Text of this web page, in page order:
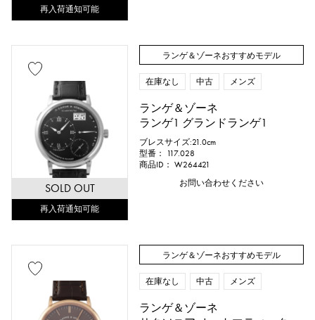
キングゴールド
ザリウム
ダイヤモンド ブラックダイヤ
その他
文字盤色
再入荷通知可能
SOLD OUT
再入荷通知可能
ランゲ＆ゾーネおすすめモデル
在庫なし 中古 メンズ
ランゲ＆ゾーネ
ランゲ1 グランドランゲ1
ブレスサイズ:21.0cm
型番： 117.028
商品ID： W264421
お問い合わせください
ランゲ＆ゾーネおすすめモデル
在庫なし 中古 メンズ
ランゲ＆ゾーネ